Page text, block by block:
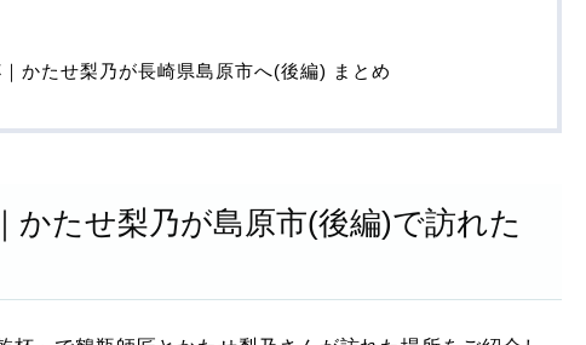
かたせ梨乃が長崎県島原市へ(後編) まとめ
かたせ梨乃が島原市(後編)で訪れた